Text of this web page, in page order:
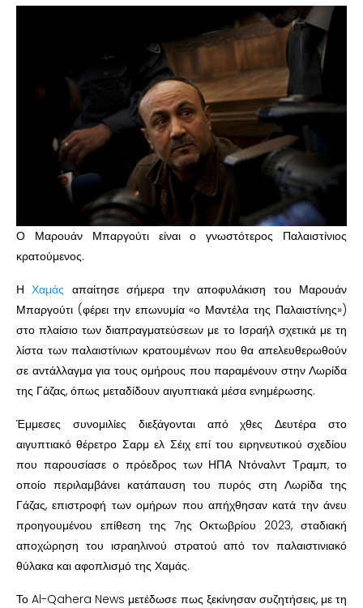
Ο Μαρουάν Μπαργούτι είναι ο γνωστότερος Παλαιστίνιος
κρατούμενος.
ΗΧαμάς απαίτησε σήμερα την αποφυλάκιση του Μαρουάν
Μπαργούτι (φέρει την επωνυμία «ο Μαντέλα της Παλαιστίνης»)
στο πλαίσιο των διαπραγματεύσεων με το Ισραήλ σχετικά με τη
λίστα των παλαιστίνιων κρατουμένων που θα απελευθερωθούν
σε αντάλλαγμα για τους ομήρους που παραμένουν στην Λωρίδα
της Γάζας, όπως μεταδίδουν αιγυπτιακά μέσα ενημέρωσης.
Έμμεσες συνομιλίες διεξάγονται από χθες Δευτέρα στο
αιγυπτιακό θέρετρο Σαρμ ελ Σέιχ επί του ειρηνευτικού σχεδίου
που παρουσίασε ο πρόεδρος των ΗΠΑ Ντόναλντ Τραμπ, το
οποίο περιλαμβάνει κατάπαυση του πυρός στη Λωρίδα της
Γάζας, επιστροφή των ομήρων που απήχθησαν κατά την άνευ
προηγουμένου επίθεση της 7ης Οκτωβρίου 2023, σταδιακή
αποχώρηση του ισραηλινού στρατού από τον παλαιστινιακό
θύλακα και αφοπλισμό της Χαμάς.
Το Al-Qahera News μετέδωσε πως ξεκίνησαν συζητήσεις, με τη